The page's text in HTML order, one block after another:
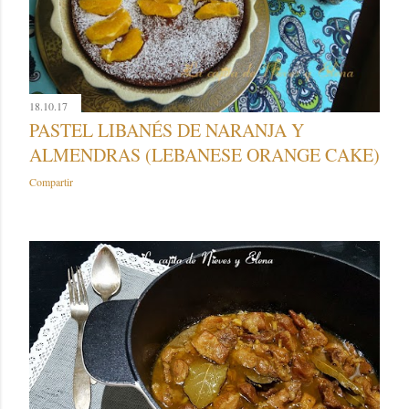
18.10.17
PASTEL LIBANÉS DE NARANJA Y
ALMENDRAS (LEBANESE ORANGE CAKE)
Compartir